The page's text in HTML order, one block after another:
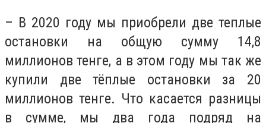
– В 2020 году мы приобрели две теплые
остановки на общую сумму 14,8
миллионов тенге, а в этом году мы так же
купили две тёплые остановки за 20
миллионов тенге. Что касается разницы
в сумме, мы два года подряд на